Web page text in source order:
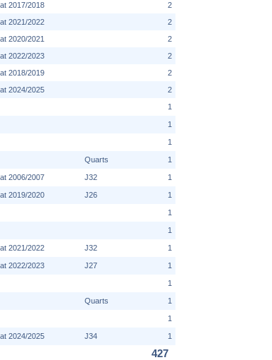
2017/2018
2
2021/2022
2
2020/2021
2
2022/2023
2
2018/2019
2
2024/2025
2
1
1
1
Quarts 1
2006/2007 J32 1
2019/2020 J26 1
1
1
2021/2022 J32 1
2022/2023 J27 1
1
Quarts 1
1
2024/2025 J34 1
427